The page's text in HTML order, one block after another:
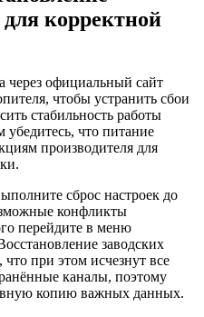
для корректной
через официальный сайт
чтобы устранить сбои
стабильность работы
убедитесь, что питание
производителя для
сброс настроек до
конфликты
перейдите в меню
заводских
при этом исчезнут все
каналы, поэтому
копию важных данных.